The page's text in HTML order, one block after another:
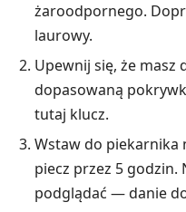
żaroodpornego.
laurowy.
Upewnij się, że masz
dopasowaną
tutaj klucz.
Wstaw do piekarnika
piecz przez 5 godzin.
podglądać — danie